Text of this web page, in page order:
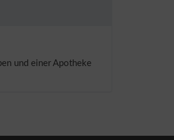
und einer Apotheke